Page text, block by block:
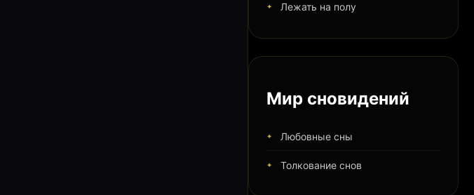
Лежать на полу
Мир сновидений
Любовные сны
Толкование снов